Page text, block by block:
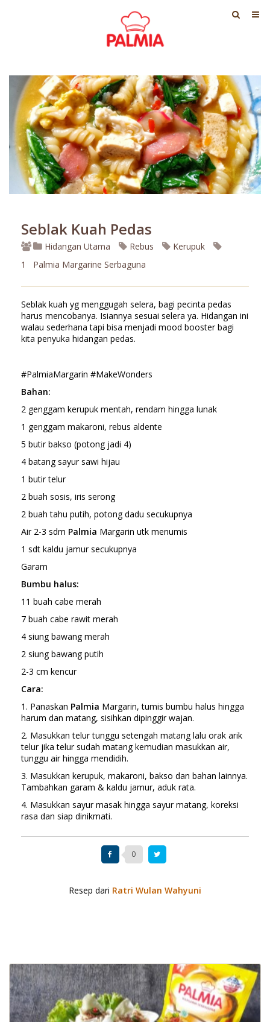
Seblak Kuah Pedas
1
Hidangan Utama Rebus
Kerupuk
Palmia Margarine Serbaguna
Seblak kuah yg menggugah selera, bagi pecinta pedas
harus mencobanya. Isiannya sesuai selera ya. Hidangan ini
walau sederhana tapi bisa menjadi mood booster bagi
kita penyuka hidangan pedas.
#PalmiaMargarin #MakeWonders
Bahan:
2 genggam kerupuk mentah, rendam hingga lunak
1 genggam makaroni, rebus aldente
5 butir bakso (potong jadi 4)
4 batang sayur sawi hijau
1 butir telur
2 buah sosis, iris serong
2 buah tahu putih, potong dadu secukupnya
Air 2-3 sdm Palmia Margarin utk menumis
1 sdt kaldu jamur secukupnya
Garam
Bumbu halus:
11 buah cabe merah
7 buah cabe rawit merah
4 siung bawang merah
2 siung bawang putih
2-3 cm kencur
Cara:
1. Panaskan Palmia Margarin, tumis bumbu halus hingga
harum dan matang, sisihkan dipinggir wajan.
2. Masukkan telur tunggu setengah matang lalu orak arik
telur jika telur sudah matang kemudian masukkan air,
tunggu air hingga mendidih.
3. Masukkan kerupuk, makaroni, bakso dan bahan lainnya.
Tambahkan garam & kaldu jamur, aduk rata.
4. Masukkan sayur masak hingga sayur matang, koreksi
rasa dan siap dinikmati.
0
Resep dari Ratri Wulan Wahyuni